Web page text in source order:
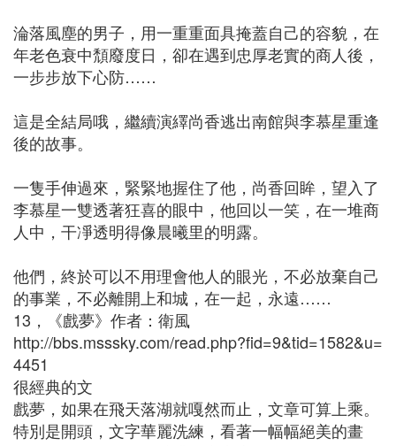
淪落風塵的男子，用一重重面具掩蓋自己的容貌，在
年老色衰中頹廢度日，卻在遇到忠厚老實的商人後，
一步步放下心防……
這是全結局哦，繼續演繹尚香逃出南館與李慕星重逢
後的故事。
一隻手伸過來，緊緊地握住了他，尚香回眸，望入了
李慕星一雙透著狂喜的眼中，他回以一笑，在一堆商
人中，干凈透明得像晨曦里的明露。
他們，終於可以不用理會他人的眼光，不必放棄自己
的事業，不必離開上和城，在一起，永遠……
13，《戲夢》作者：衛風
http://bbs.msssky.com/read.php?fid=9&tid=1582&u=
4451
很經典的文
戲夢，如果在飛天落湖就嘎然而止，文章可算上乘。
特別是開頭，文字華麗洗練，看著一幅幅絕美的畫